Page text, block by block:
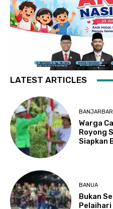
LATEST ARTICLES
Warga
Royong
Siapkan
BANUA
Bukan